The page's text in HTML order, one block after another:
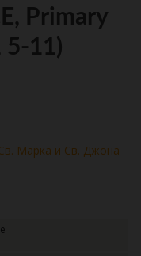
Primary
5-11)
Марка и Св. Джона